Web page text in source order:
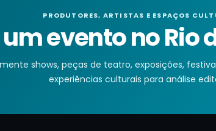
PRODUTORES, ARTISTAS E ESPAÇOS
evento no Rio
shows, peças de teatro, exposições,
experiências culturais para análise